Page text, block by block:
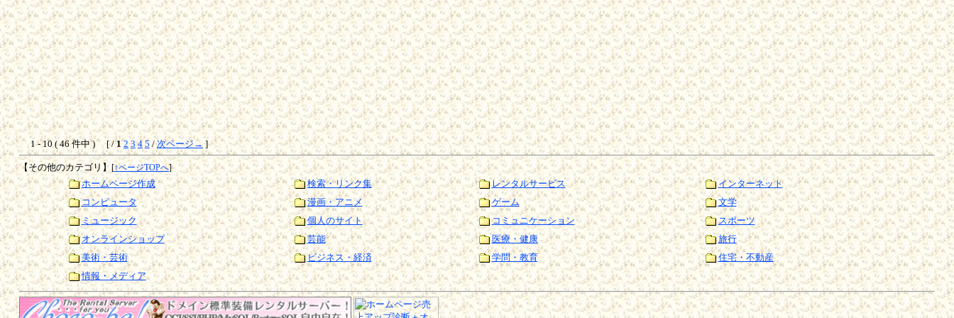
1 - 10 ( 46 件中 ) [ /1 2 3 4 5/次ページ→]
【その他のカテゴリ】[↑ページTOPへ]
ホームページ作成 検索・リンク集 レンタルサービス
インターネット
コンピュータ
漫画・アニメ ゲーム
文学
ミュージック
個人のサイト コミュニケーション
スポーツ
オンラインショップ
芸能 医療・健康
旅行
美術・芸術
ビジネス・経済 学問・教育
住宅・不動産
情報・メディア